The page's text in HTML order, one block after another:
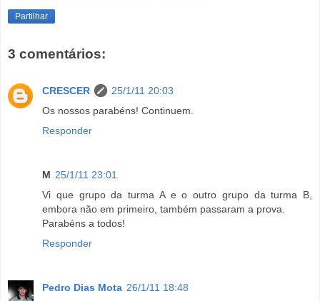
Partilhar
3 comentários:
CRESCER
25/1/11 20:03
Os nossos parabéns! Continuem.
Responder
M 25/1/11 23:01
Vi que grupo da turma A e o outro grupo da turma B,
embora não em primeiro, também passaram a prova.
Parabéns a todos!
Responder
Pedro Dias Mota 26/1/11 18:48